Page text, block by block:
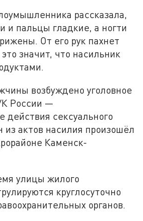
рассказала,
и пальцы гладкие, а ногти
От его рук пахнет
значит, что насильник
возбуждено уголовное
России —
действия сексуального
из актов насилия произошёл
Каменск-
улицы жилого
круглосуточно
органов.